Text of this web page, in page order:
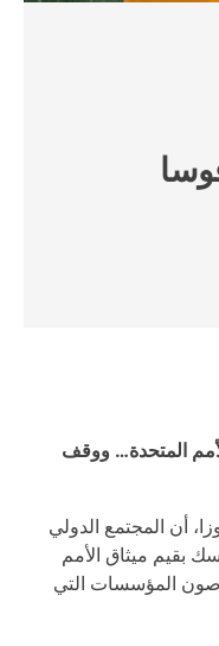
المتحدة… ووقف
أن المجتمع الدولي
بقيم ميثاق الأمم
وصون المؤسسات التي